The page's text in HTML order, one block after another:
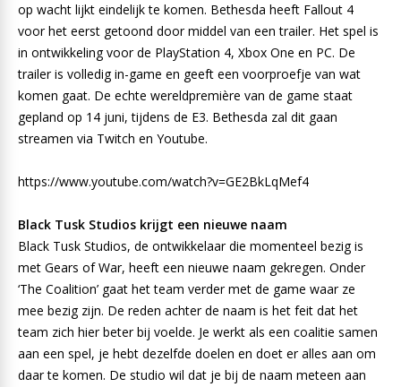
op wacht lijkt eindelijk te komen. Bethesda heeft Fallout 4
voor het eerst getoond door middel van een trailer. Het spel is
in ontwikkeling voor de PlayStation 4, Xbox One en PC. De
trailer is volledig in-game en geeft een voorproefje van wat
komen gaat. De echte wereldpremière van de game staat
gepland op 14 juni, tijdens de E3. Bethesda zal dit gaan
streamen via Twitch en Youtube.
https://www.youtube.com/watch?v=GE2BkLqMef4
Black Tusk Studios krijgt een nieuwe naam
Black Tusk Studios, de ontwikkelaar die momenteel bezig is
met Gears of War, heeft een nieuwe naam gekregen. Onder
‘The Coalition’ gaat het team verder met de game waar ze
mee bezig zijn. De reden achter de naam is het feit dat het
team zich hier beter bij voelde. Je werkt als een coalitie samen
aan een spel, je hebt dezelfde doelen en doet er alles aan om
daar te komen. De studio wil dat je bij de naam meteen aan